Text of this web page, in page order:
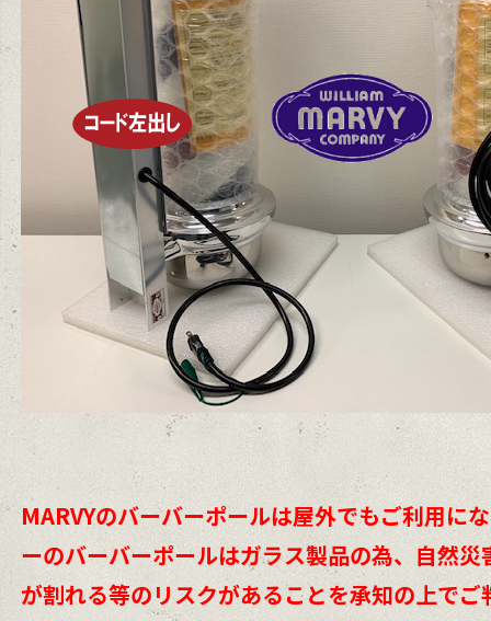
MARVYのバーバーポールは屋外でもご利用に
ーのバーバーポールはガラス製品の為、自然
が割れる等のリスクがあることを承知の上で